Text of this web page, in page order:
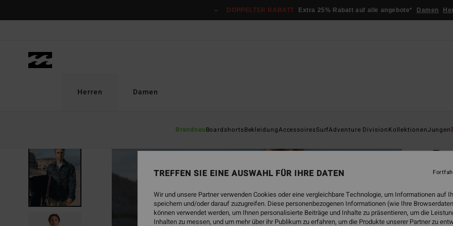
DOPPELTER RABATT Extra 25% Rabatt auf alle angebote* Damen
Herren
BrandneuBoardshortsBekleidungAccessoiresSurfAdventure DivisionKollektionenJungen
Damen
ECO-
€
TREFFEN SIE EINE AUSWAHL FÜR IHRE DATEN
Wir und unsere Partner verwenden Cookies oder eine vergleichbare Technologie, um Informationen auf
speichern und/oder darauf zuzugreifen. Diese personenbezogenen Informationen (wie Ihre
können verwendet werden, um Ihnen personalisierte Beiträge und Inhalte zu präsentieren, um die
Inhalten zu messen, und um mehr über ihr Publikum zu erfahren, um die Produkte unserer Partner zu